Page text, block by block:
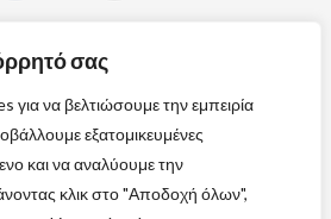
σας
για να βελτιώσουμε την εμπειρία
εξατομικευμένες
και να αναλύουμε την
κλικ στο "Αποδοχή όλων",